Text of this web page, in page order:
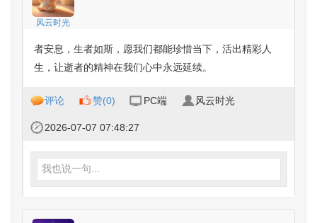
风云时光
者安息，生者如斯，愿我们都能珍惜当下，活出精彩人
生，让逝者的精神在我们心中永远延续。
评论 赞(0) PC端 风云时光
2026-07-07 07:48:27
我也说一句...